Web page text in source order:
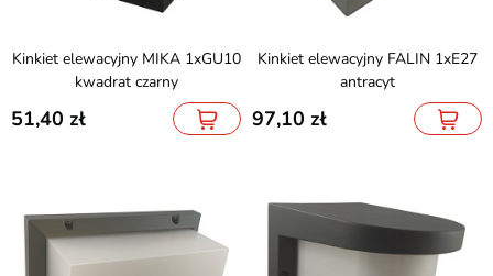
Kinkiet elewacyjny MIKA 1xGU10
kwadrat czarny
51,40
Kinkiet elewacyjny FALIN 1xE27
antracyt
97,10